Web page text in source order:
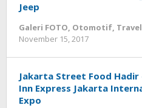
Jeep
Galeri FOTO, Otomotif,
November 15, 2017
Hilman
Jakarta Street Food Hadir
Inn Express Jakarta
Expo